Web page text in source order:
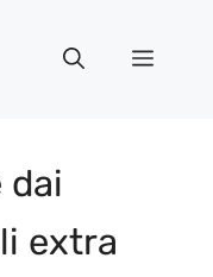
Menu
dai
extra